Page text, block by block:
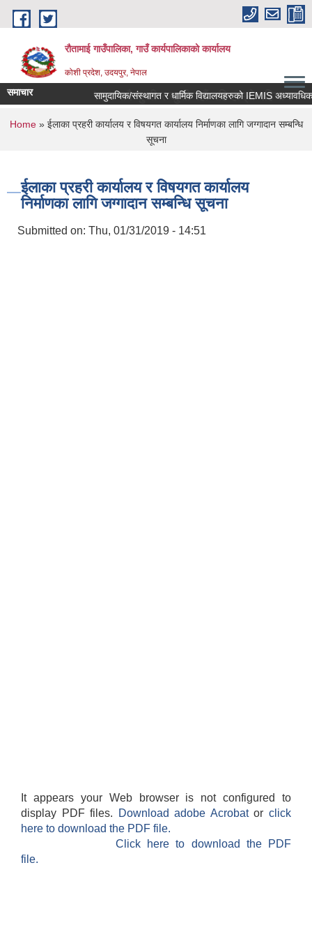
Skip to main content
रौतामाई गाउँपालिका, गाउँ कार्यपालिकाको कार्यालय
कोशी प्रदेश, उदयपुर, नेपाल
हाम्रो अभियान सबै सुखी र खुसी रहौं यहि हाम्रो पहिचान"
समाचार
You are here
Home» ईलाका प्रहरी कार्यालय र विषयगत कार्यालय निर्माणका लागि जग्गादान सम्बन्धि
सूचना
ईलाका प्रहरी कार्यालय र विषयगत कार्यालय
निर्माणका लागि जग्गादान सम्बन्धि सूचना
Submitted on: Thu, 01/31/2019 - 14:51
It appears your Web browser is not configured to
display PDF files.
Download adobe Acrobatorclick
here to download the PDF file.
Click here to download the PDF
file.